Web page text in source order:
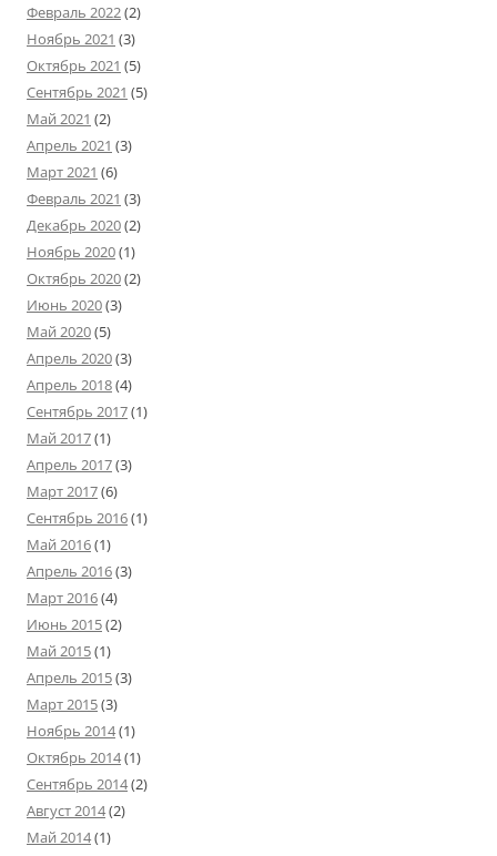
Февраль 2022(2)
Ноябрь 2021 (3)
Октябрь 2021 (5)
Сентябрь 2021 (5)
Май 2021 (2)
Апрель 2021 (3)
Март 2021 (6)
Февраль 2021 (3)
Декабрь 2020(2)
Ноябрь 2020(1)
Октябрь 2020(2)
Июнь 2020(3)
Май 2020(5)
Апрель 2020(3)
Апрель 2018(4)
Сентябрь 2017(1)
Май 2017(1)
Апрель 2017(3)
Март 2017(6)
Сентябрь 2016(1)
Май 2016(1)
Апрель 2016(3)
Март 2016(4)
Июнь 2015(2)
Май 2015(1)
Апрель 2015(3)
Март 2015(3)
Ноябрь 2014(1)
Октябрь 2014(1)
Сентябрь 2014(2)
Август 2014(2)
Май 2014(1)